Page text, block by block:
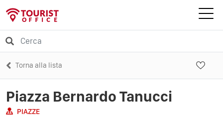
Torna alla lista
Piazza Bernardo Tanucci
PIAZZE